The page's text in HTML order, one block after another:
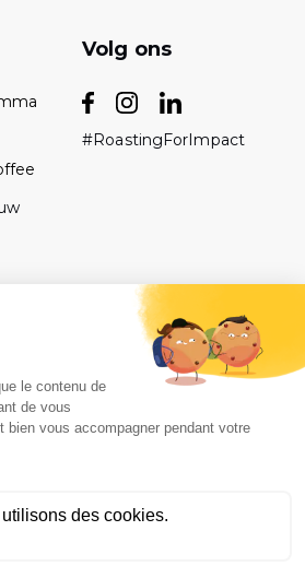
Volg ons
#RoastingForImpact
♥ gebrand in
-
Privacybeleid